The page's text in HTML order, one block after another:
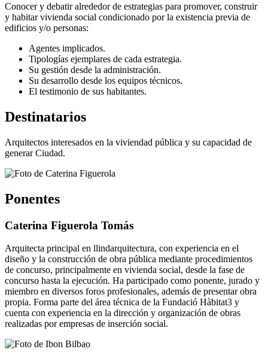
Conocer y debatir alrededor de estrategias para promover, construir
y habitar vivienda social condicionado por la existencia previa de
edificios y/o personas:
Agentes implicados.
Tipologías ejemplares de cada estrategia.
Su gestión desde la administración.
Su desarrollo desde los equipos técnicos.
El testimonio de sus habitantes.
Destinatarios
Arquitectos interesados en la viviendad pública y su capacidad de
generar Ciudad.
Ponentes
Caterina Figuerola Tomás
Arquitecta principal en llindarquitectura, con experiencia en el
diseño y la construcción de obra pública mediante procedimientos
de concurso, principalmente en vivienda social, desde la fase de
concurso hasta la ejecución. Ha participado como ponente, jurado y
miembro en diversos foros profesionales, además de presentar obra
propia. Forma parte del área técnica de la Fundació Hàbitat3 y
cuenta con experiencia en la dirección y organización de obras
realizadas por empresas de inserción social.